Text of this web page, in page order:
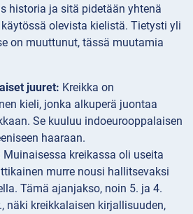
historia ja sitä pidetään yhtenä
olevista kielistä. Tietysti yli
on muuttunut, tässä muutamia
juuret: Kreikka on
kieli, jonka alkuperä juontaa
Se kuuluu indoeurooppalaisen
haaraan.
Muinaisessa kreikassa oli useita
murre nousi hallitsevaksi
Tämä ajanjakso, noin 5. ja 4.
näki kreikkalaisen kirjallisuuden,